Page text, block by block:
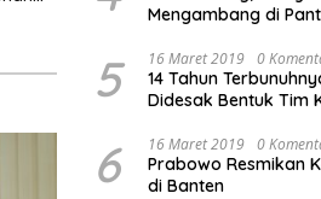
Mengambang di
5 16 Maret 2019 0
14 Tahun
Didesak Bentuk Tim
6 16 Maret 2019 0
Prabowo Resmikan
di Banten